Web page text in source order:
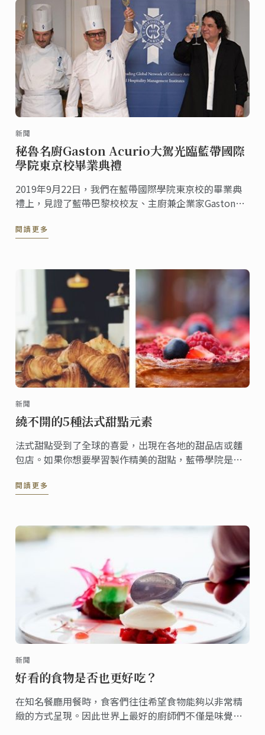
新聞
秘魯名廚Gaston Acurio大駕光臨藍帶國際
學院東京校畢業典禮
2019年9月22日，我們在藍帶國際學院東京校的畢業典
禮上，見證了藍帶巴黎校校友、主廚兼企業家Gaston
閱讀更多
新聞
繞不開的5種法式甜點元素
法式甜點受到了全球的喜愛，出現在各地的甜品店或麵
包店。如果你想要學習製作精美的甜點，藍帶學院是不
閱讀更多
新聞
好看的食物是否也更好吃？
在知名餐廳用餐時，食客們往往希望食物能夠以非常精
緻的方式呈現。因此世界上最好的廚師們不僅是味覺的